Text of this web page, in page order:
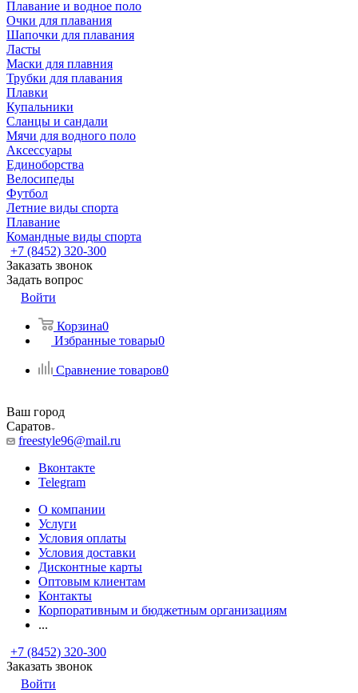
Плавание и водное поло
Очки для плавания
Шапочки для плавания
Ласты
Маски для плавния
Трубки для плавания
Плавки
Купальники
Сланцы и сандали
Мячи для водного поло
Аксессуары
Единоборства
Велосипеды
Футбол
Летние виды спорта
Плавание
Командные виды спорта
+7 (8452) 320-300
Заказать звонок
Задать вопрос
Войти
Корзина0
Избранные товары0
Сравнение товаров0
Ваш город
Саратов
freestyle96@mail.ru
Вконтакте
Telegram
О компании
Услуги
Условия оплаты
Условия доставки
Дисконтные карты
Оптовым клиентам
Контакты
Корпоративным и бюджетным организациям
...
+7 (8452) 320-300
Заказать звонок
Войти